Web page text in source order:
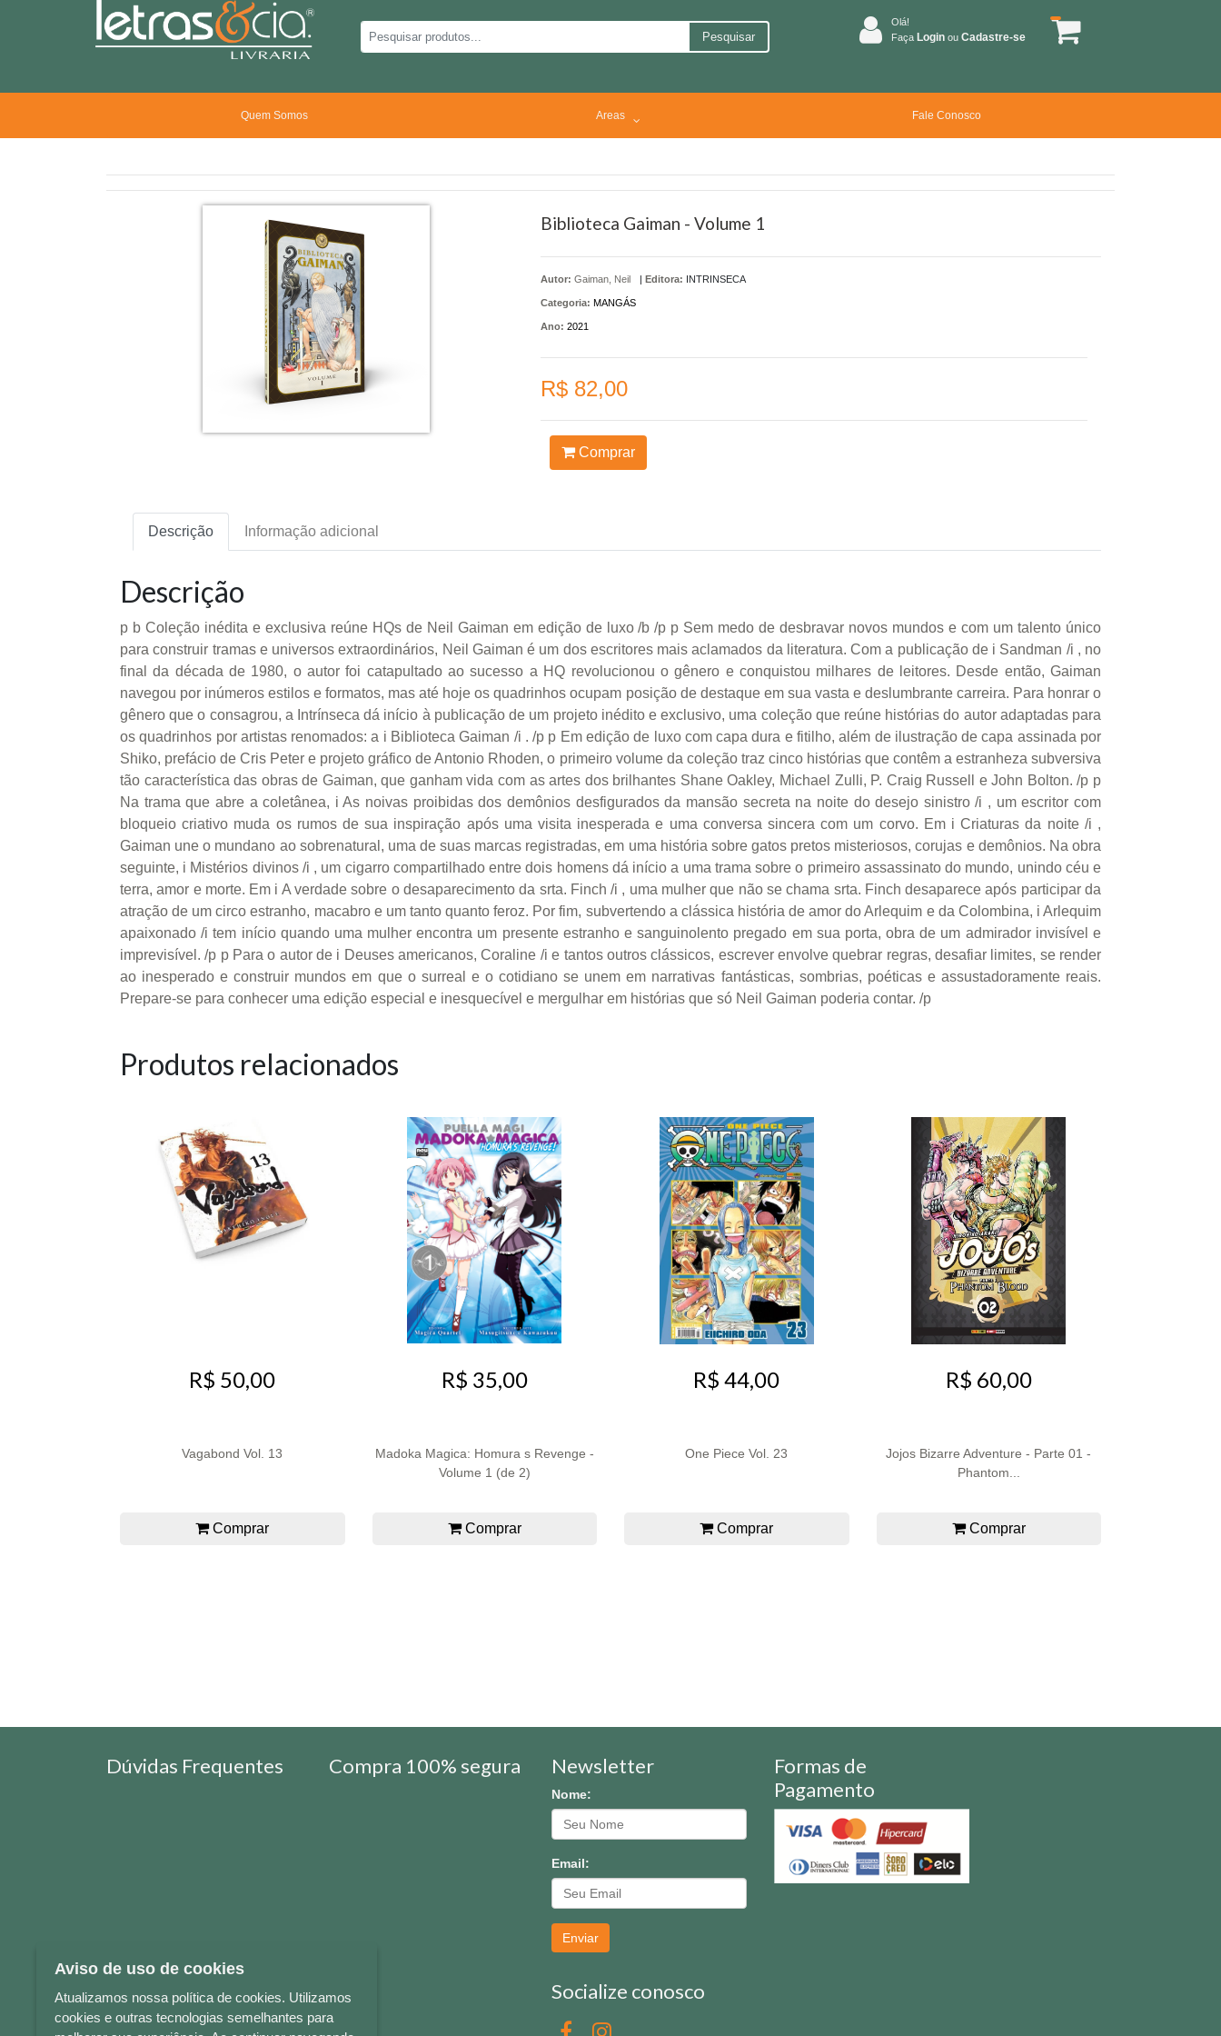
Pesquisar
Olá!
Faça Login ou Cadastre-se
Quem Somos Areas Fale Conosco
Biblioteca Gaiman - Volume 1
Autor: Gaiman, Neil | Editora: INTRINSECA
Categoria: MANGÁS
Ano: 2021
R$ 82,00
Comprar
Descrição Informação adicional
Descrição
p b Coleção inédita e exclusiva reúne HQs de Neil Gaiman em edição de luxo /b /p p Sem medo de desbravar novos mundos e com um talento único
para construir tramas e universos extraordinários, Neil Gaiman é um dos escritores mais aclamados da literatura. Com a publicação de i Sandman /i , no
final da década de 1980, o autor foi catapultado ao sucesso a HQ revolucionou o gênero e conquistou milhares de leitores. Desde então, Gaiman
navegou por inúmeros estilos e formatos, mas até hoje os quadrinhos ocupam posição de destaque em sua vasta e deslumbrante carreira. Para honrar o
gênero que o consagrou, a Intrínseca dá início à publicação de um projeto inédito e exclusivo, uma coleção que reúne histórias do autor adaptadas para
os quadrinhos por artistas renomados: a i Biblioteca Gaiman /i . /p p Em edição de luxo com capa dura e fitilho, além de ilustração de capa assinada por
Shiko, prefácio de Cris Peter e projeto gráfico de Antonio Rhoden, o primeiro volume da coleção traz cinco histórias que contêm a estranheza subversiva
tão característica das obras de Gaiman, que ganham vida com as artes dos brilhantes Shane Oakley, Michael Zulli, P. Craig Russell e John Bolton. /p p
Na trama que abre a coletânea, i As noivas proibidas dos demônios desfigurados da mansão secreta na noite do desejo sinistro /i , um escritor com
bloqueio criativo muda os rumos de sua inspiração após uma visita inesperada e uma conversa sincera com um corvo. Em i Criaturas da noite /i ,
Gaiman une o mundano ao sobrenatural, uma de suas marcas registradas, em uma história sobre gatos pretos misteriosos, corujas e demônios. Na obra
seguinte, i Mistérios divinos /i , um cigarro compartilhado entre dois homens dá início a uma trama sobre o primeiro assassinato do mundo, unindo céu e
terra, amor e morte. Em i A verdade sobre o desaparecimento da srta. Finch /i , uma mulher que não se chama srta. Finch desaparece após participar da
atração de um circo estranho, macabro e um tanto quanto feroz. Por fim, subvertendo a clássica história de amor do Arlequim e da Colombina, i Arlequim
apaixonado /i tem início quando uma mulher encontra um presente estranho e sanguinolento pregado em sua porta, obra de um admirador invisível e
imprevisível. /p p Para o autor de i Deuses americanos, Coraline /i e tantos outros clássicos, escrever envolve quebrar regras, desafiar limites, se render
ao inesperado e construir mundos em que o surreal e o cotidiano se unem em narrativas fantásticas, sombrias, poéticas e assustadoramente reais.
Prepare-se para conhecer uma edição especial e inesquecível e mergulhar em histórias que só Neil Gaiman poderia contar. /p
Produtos relacionados
R$ 50,00
Vagabond Vol. 13
Comprar
R$ 35,00
Madoka Magica: Homura s Revenge -
Volume 1 (de 2)
Comprar
R$ 44,00
One Piece Vol. 23
Comprar
R$ 60,00
Jojos Bizarre Adventure - Parte 01 -
Phantom...
Comprar
Dúvidas Frequentes Compra 100% segura Newsletter
Nome:
Email:
Enviar
Socialize conosco
Formas de
Pagamento
Aviso de uso de cookies
Atualizamos nossa política de cookies. Utilizamos
cookies e outras tecnologias semelhantes para